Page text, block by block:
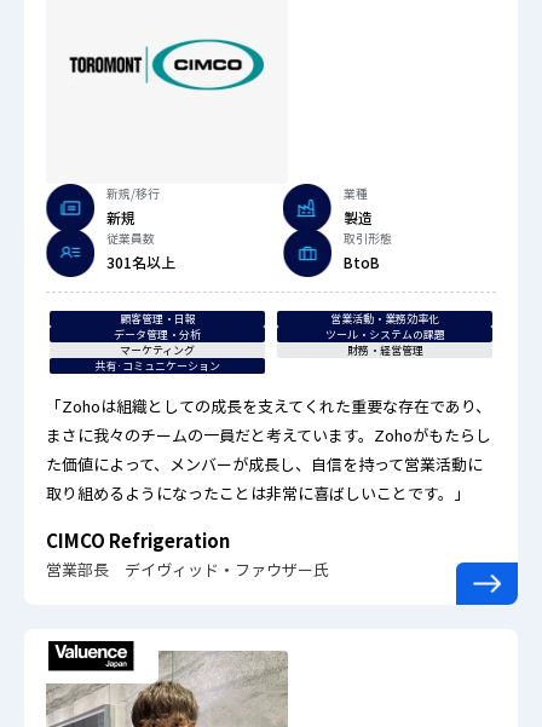
新規/移行
新規
業種
製造
従業員数
301名以上
取引形態
BtoB
顧客管理・日報
営業活動・業務効率化
データ管理・分析
ツール・システムの課題
マーケティング
財務・経営管理
共有·コミュニケーション
「Zohoは組織としての成長を支えてくれた重要な存在であり、
まさに我々のチームの一員だと考えています。Zohoがもたらし
た価値によって、メンバーが成長し、自信を持って営業活動に
取り組めるようになったことは非常に喜ばしいことです。」
CIMCO Refrigeration
営業部長 デイヴィッド・ファウザー氏